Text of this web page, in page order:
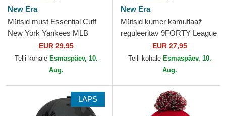
New Era
Mütsid must Essential Cuff
New York Yankees MLB
EUR 29,95
Telli kohale Esmaspäev, 10.
Aug.
New Era
Mütsid kumer kamuflaaž
reguleeritav 9FORTY League
Essential New York Yankees
MLB New Era
EUR 27,95
Telli kohale Esmaspäev, 10.
Aug.
LAPS